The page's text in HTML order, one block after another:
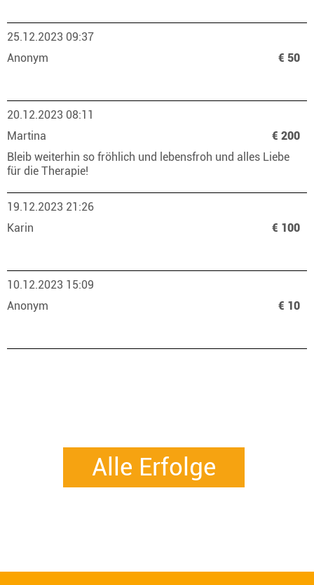
25.12.2023 09:37
Anonym
€ 50
20.12.2023 08:11
Martina
€ 200
Bleib weiterhin so fröhlich und lebensfroh und alles Liebe
für die Therapie!
19.12.2023 21:26
Karin
€ 100
10.12.2023 15:09
Anonym
€ 10
Alle Erfolge